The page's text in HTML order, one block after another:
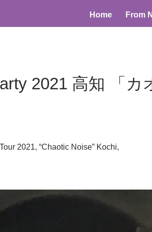
Home From
2021 高知 「
2021, “Chaotic Noise” Kochi,